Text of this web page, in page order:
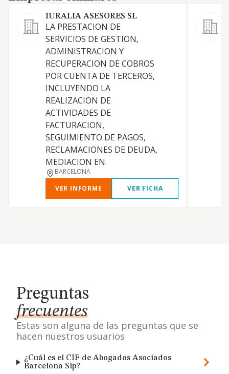
IURALIA ASESORES SL
LA PRESTACION DE
SERVICIOS DE GESTION,
ADMINISTRACION Y
RECUPERACION DE COBROS
POR CUENTA DE TERCEROS,
INCLUYENDO LA
REALIZACION DE
ACTIVIDADES DE
FACTURACION,
SEGUIMIENTO DE PAGOS,
RECLAMACIONES DE DEUDA,
MEDIACION EN.
BARCELONA
VER INFORME
VER FICHA
Preguntas
frecuentes
Estas son alguna de las preguntas que se
hacen nuestros usuarios
¿Cuál es el CIF de Abogados Asociados
Barcelona Slp?